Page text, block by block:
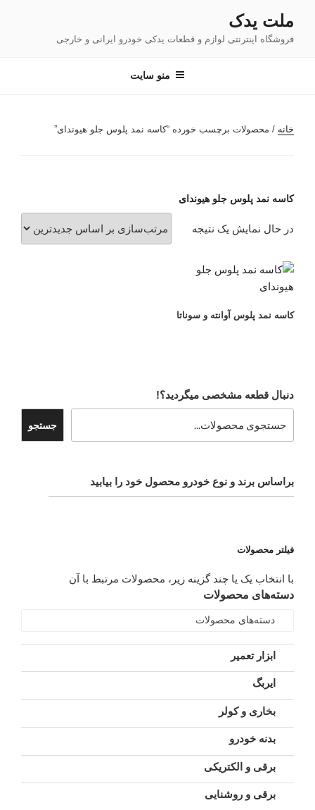
محتوا
ملت یدک
فروشگاه اینترنتی لوازم و قطعات یدکی خودرو ایرانی و خارجی
منو سایت
خانه / محصولات برچسب خورده “کاسه نمد پلوس جلو هیوندای”
کاسه نمد پلوس جلو هیوندای
در حال نمایش یک نتیجه
کاسه نمد پلوس آوانته و سوناتا
دنبال قطعه مشخصی میگردید؟!
جستجو
براساس برند و نوع خودرو محصول خود را بیابید
فیلتر محصولات
با انتخاب یک یا چند گزینه زیر، محصولات مرتبط با آن
دسته‌های محصولات
دسته‌های محصولات
ابزار تعمیر
ایربگ
بخاری و کولر
بدنه خودرو
برقی و الکتریکی
برقی و روشنایی